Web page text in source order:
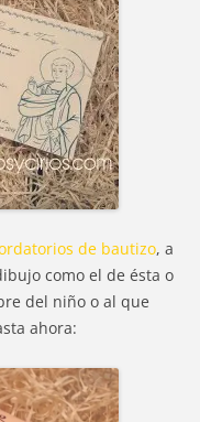
de bautizo, a
como el de ésta o
del niño o al que
ahora: